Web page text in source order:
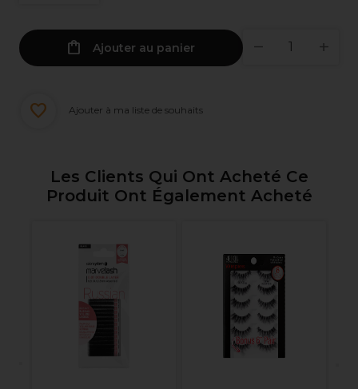
Ajouter au panier
Ajouter à ma liste de souhaits
Les Clients Qui Ont Acheté Ce
Produit Ont Également Acheté